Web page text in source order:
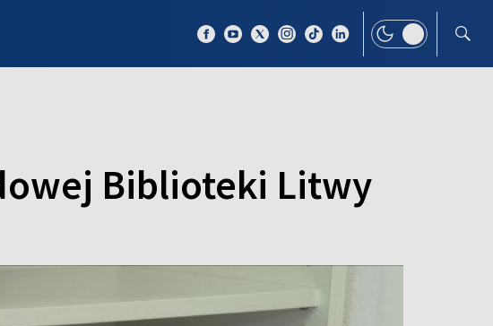
Biblioteki Litwy